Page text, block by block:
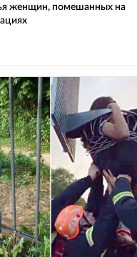
женщин, помешанных на